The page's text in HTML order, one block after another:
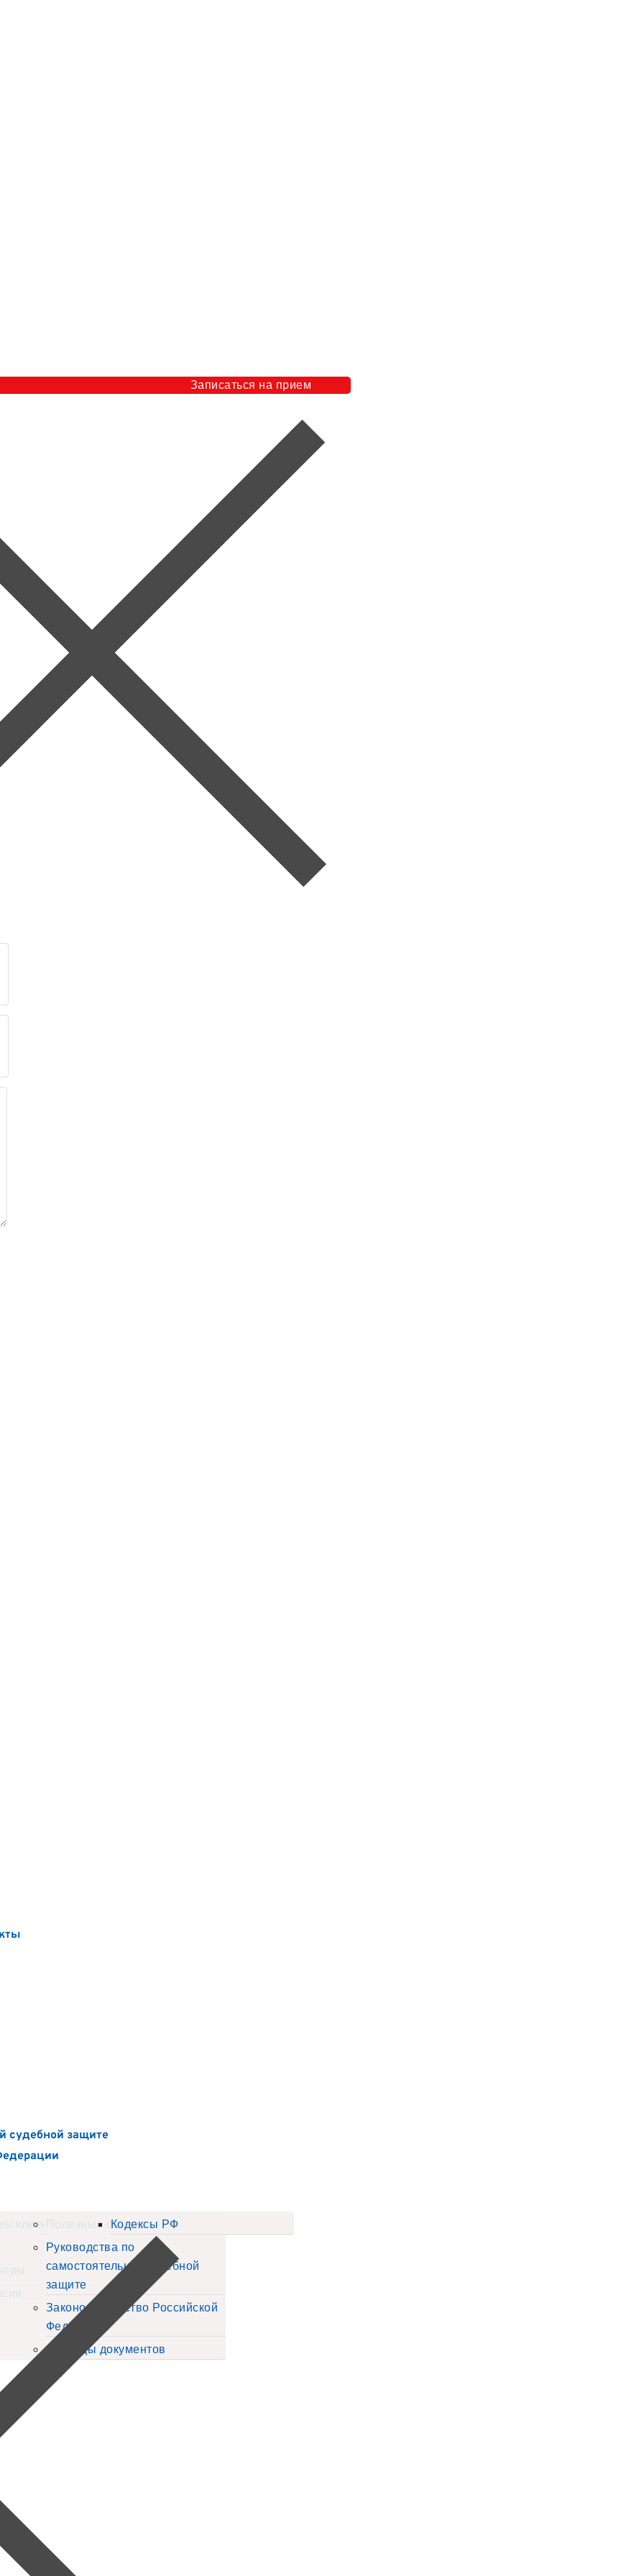
Записаться на прием
клиентовПолезные статьи
Руководства по
самостоятельной судебной
защите
Законодательство Российской
Федерации
Кодексы РФ
Образцы документов
судебной защите